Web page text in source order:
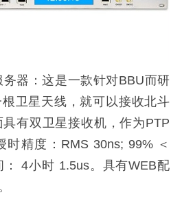
器：这是一款针对BBU而研
卫星天线，就可以接收北斗
有双卫星接收机，作为PTP
精度：RMS 30ns; 99% ＜
4小时 1.5us。具有WEB配